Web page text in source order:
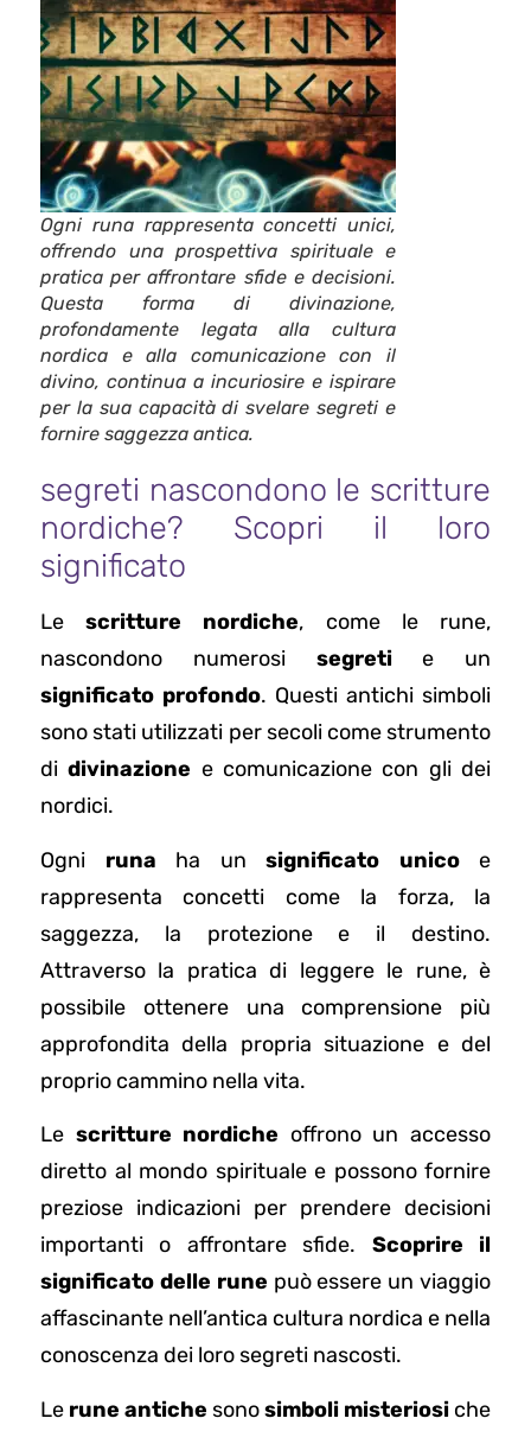
Ogni runa rappresenta concetti unici,
offrendo una prospettiva spirituale e
pratica per affrontare sfide e decisioni.
Questa forma di divinazione,
profondamente legata alla cultura
nordica e alla comunicazione con il
divino, continua a incuriosire e ispirare
per la sua capacità di svelare segreti e
fornire saggezza antica.
segreti nascondono le scritture
nordiche? Scopri il loro
significato
Lescritture nordiche, come le rune,
nascondono numerosi segretie un
significato profondo. Questi antichi simboli
sono stati utilizzati per secoli come strumento
didivinazione e comunicazione con gli dei
nordici.
Ogni runa ha un significato unicoe
rappresenta concetti come la forza, la
saggezza, la protezione e il destino.
Attraverso la pratica di leggere le rune, è
possibile ottenere una comprensione più
approfondita della propria situazione e del
proprio cammino nella vita.
Le scritture nordiche offrono un accesso
diretto al mondo spirituale e possono fornire
preziose indicazioni per prendere decisioni
importanti o affrontare sfide. Scoprire il
significato delle rune può essere un viaggio
affascinante nell’antica cultura nordica e nella
conoscenza dei loro segreti nascosti.
Le rune antiche sonosimboli misteriosi che